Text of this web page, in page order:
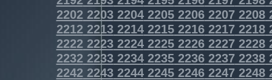
2202220322042205220622072208
2212221322142215221622172218
2222222322242225222622272228
2232223322342235223622372238
2242224322442245224622472248